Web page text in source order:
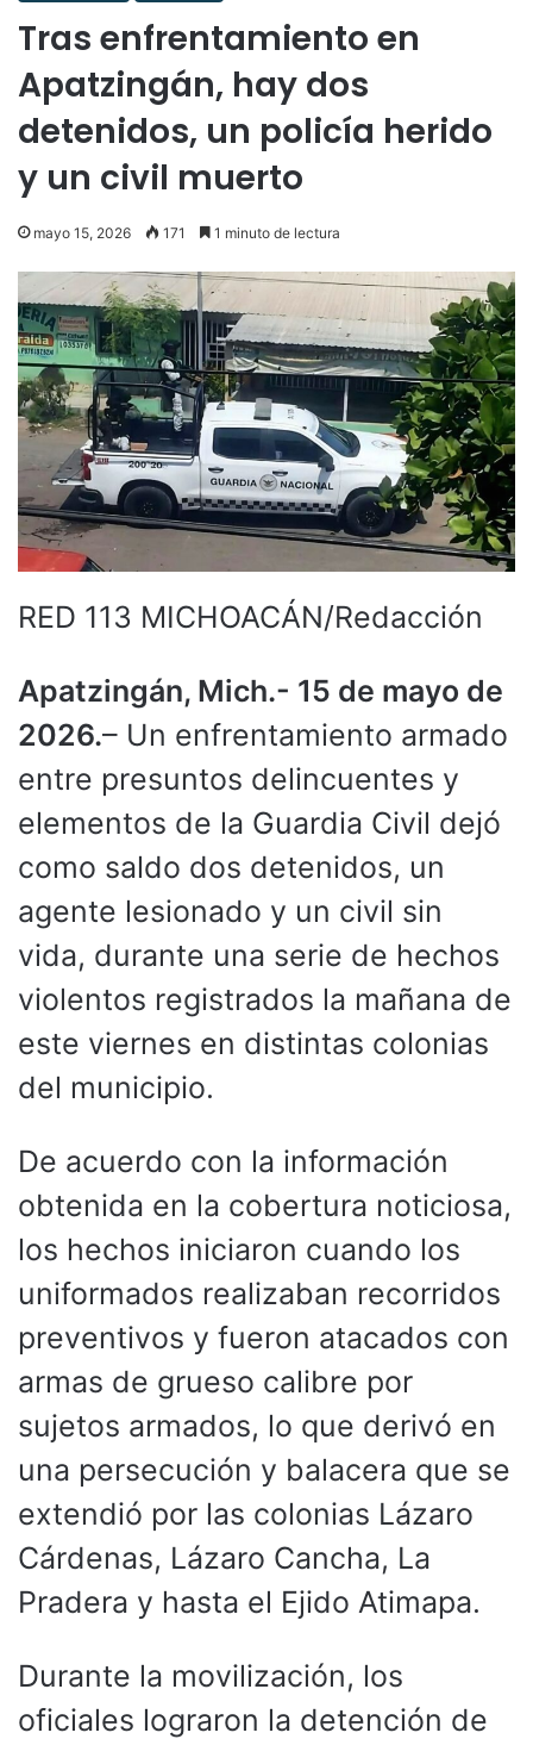
Tras enfrentamiento en
Apatzingán, hay dos
detenidos, un policía herido
y un civil muerto
mayo 15, 2026 171 1 minuto de lectura
RED 113 MICHOACÁN/Redacción
Apatzingán, Mich.- 15 de mayo de
2026.– Un enfrentamiento armado
entre presuntos delincuentes y
elementos de la Guardia Civil dejó
como saldo dos detenidos, un
agente lesionado y un civil sin
vida, durante una serie de hechos
violentos registrados la mañana de
este viernes en distintas colonias
del municipio.
De acuerdo con la información
obtenida en la cobertura noticiosa,
los hechos iniciaron cuando los
uniformados realizaban recorridos
preventivos y fueron atacados con
armas de grueso calibre por
sujetos armados, lo que derivó en
una persecución y balacera que se
extendió por las colonias Lázaro
Cárdenas, Lázaro Cancha, La
Pradera y hasta el Ejido Atimapa.
Durante la movilización, los
oficiales lograron la detención de